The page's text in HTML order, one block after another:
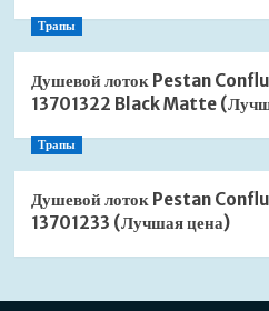
Трапы
Душевой лоток Pestan
13701322 Black Matte
Трапы
Душевой лоток Pestan
13701233 (Лучшая цена)